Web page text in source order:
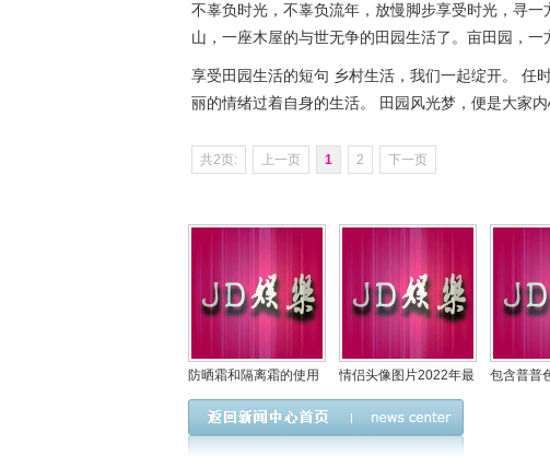
不辜负时光，不辜负流年，放慢脚步享受时光，寻
山，一座木屋的与世无争的田园生活了。亩田园，一
享受田园生活的短句 乡村生活，我们一起绽开。 任
丽的情绪过着自身的生活。 田园风光梦，便是大家内
共2页: 上一页 1 2 下一页
防晒霜和隔离霜的使用
顺序(防晒霜与隔离
情侣头像图片2022年最
新头像(情侣头像图片
包含普普